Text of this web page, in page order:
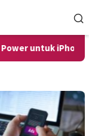
untuk iPhone